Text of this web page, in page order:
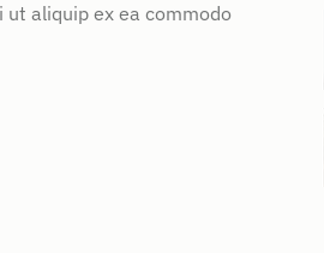
aliquip ex ea commodo